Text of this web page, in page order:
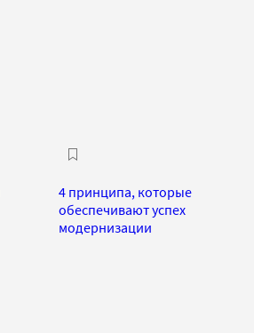
4 принципа, которые
обеспечивают успех
модернизации